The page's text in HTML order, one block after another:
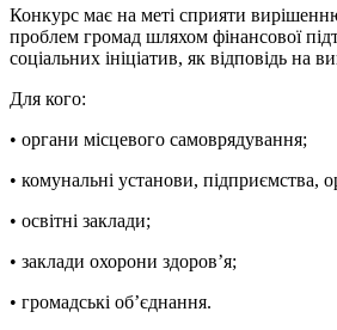
Конкурс має на меті сприяти
проблем громад шляхом фінансової
соціальних ініціатив, як відповідь на
Для кого:
• органи місцевого самоврядування;
• комунальні установи, підприємства,
• освітні заклади;
• заклади охорони здоров’я;
• громадські об’єднання.